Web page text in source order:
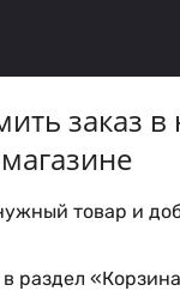
заказ
товар и
раздел